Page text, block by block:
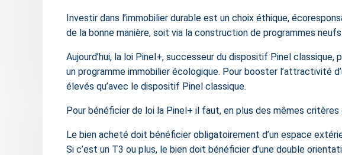
Investir dans l’immobilier durable est un choix éthique,
de la bonne manière, soit via la construction de programmes
Aujourd’hui, la loi Pinel+, successeur du dispositif Pinel
un programme immobilier écologique. Pour booster l’attractivité
élevés qu’avec le dispositif Pinel classique.
Pour bénéficier de loi la Pinel+ il faut, en plus des mêmes
Le bien acheté doit bénéficier obligatoirement d’un espace
Si c’est un T3 ou plus, le bien doit bénéficier d’une double